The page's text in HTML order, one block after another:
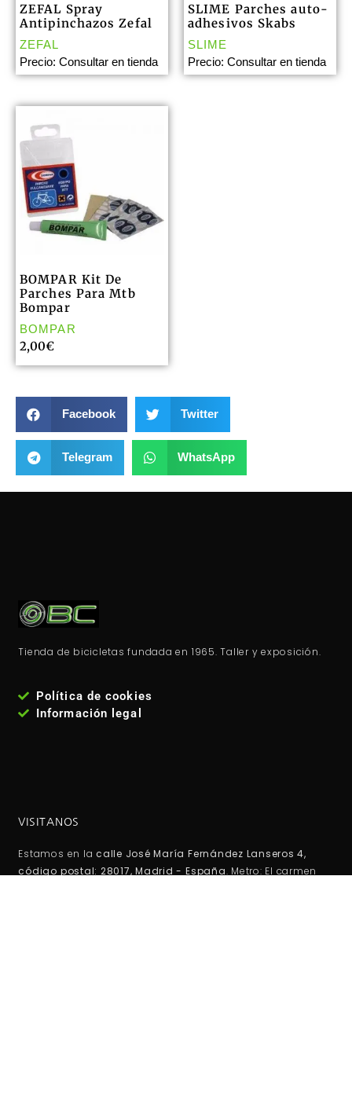
ZEFAL Spray
Antipinchazos Zefal
ZEFAL
Precio: Consultar en tienda
SLIME Parches auto-
adhesivos Skabs
SLIME
Precio: Consultar en tienda
BOMPAR Kit De
Parches Para Mtb
Bompar
BOMPAR
2,00€
Facebook Twitter
Telegram WhatsApp
Tienda de bicicletas fundada en 1965. Taller y exposición.
Política de cookies
Información legal
VISITANOS
Estamos en la calle José María Fernández Lanseros 4,
código postal: 28017, Madrid - España. Metro: El carmen